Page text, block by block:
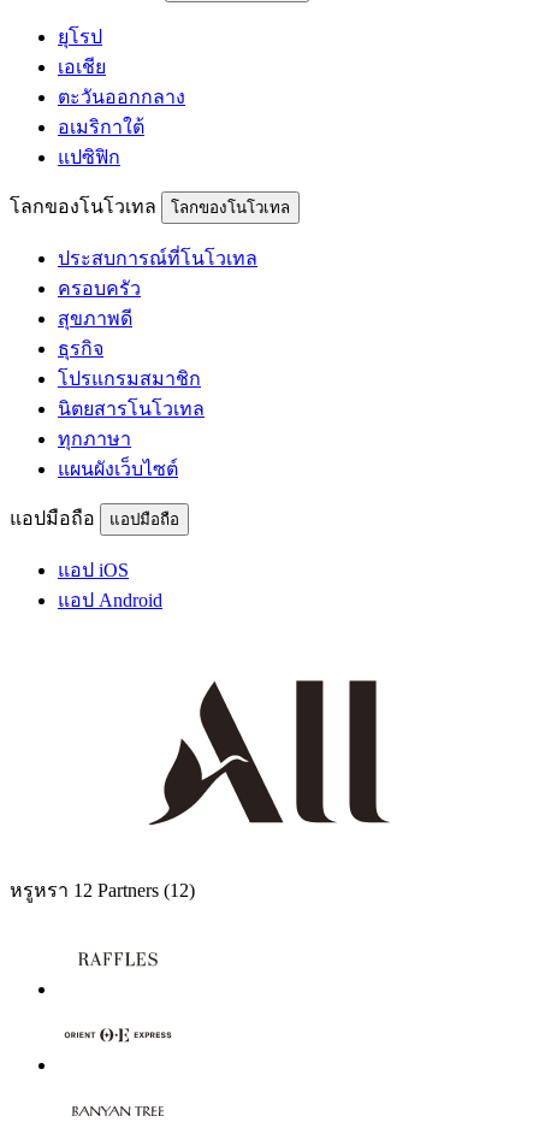
ยุโรป
เอเชีย
ตะวันออกกลาง
อเมริกาใต้
แปซิฟิก
โลกของโนโวเทล โลกของโนโวเทล
ประสบการณ์ที่โนโวเทล
ครอบครัว
สุขภาพดี
ธุรกิจ
โปรแกรมสมาชิก
นิตยสารโนโวเทล
ทุกภาษา
แผนผังเว็บไซต์
แอปมือถือ แอปมือถือ
แอป iOS
แอป Android
หรูหรา 12 Partners (12)